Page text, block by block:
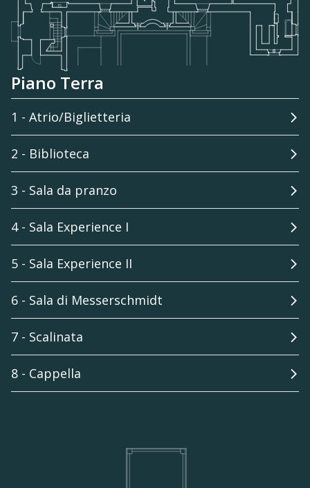
Piano Terra
1 - Atrio/Biglietteria
2 - Biblioteca
3 - Sala da pranzo
4 - Sala Experience I
5 - Sala Experience II
6 - Sala di Messerschmidt
7 - Scalinata
8 - Cappella